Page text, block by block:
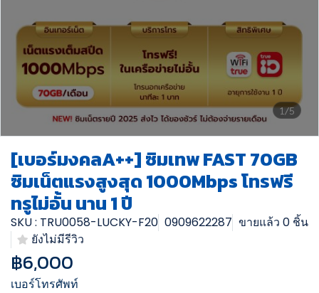
1/5
[เบอร์มงคลA++] ซิมเทพ FAST 70GB
ซิมเน็ตแรงสูงสุด 1000Mbps โทรฟรี
ทรูไม่อั้น นาน 1 ปี
SKU : TRU0058-LUCKY-F20 0909622287 ขายแล้ว 0 ชิ้น
ยังไม่มีรีวิว
฿6,000
เบอร์โทรศัพท์